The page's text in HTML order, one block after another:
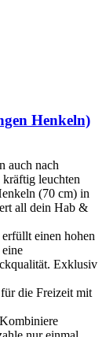
Henkeln)
auch nach
kräftig leuchten
(70 cm) in
all dein Hab &
einen hohen
Exklusiv
die Freizeit mit